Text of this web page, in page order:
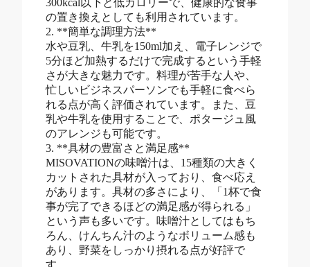
300kcal以下と低カロリーで、健康的な食事
の置き換えとしても利用されています。
2. **簡単な調理方法**
水や豆乳、牛乳を150ml加え、電子レンジで
5分ほど加熱するだけで完成するという手軽
さが大きな魅力です。料理が苦手な人や、
忙しいビジネスパーソンでも手軽に食べら
れる点が高く評価されています。また、豆
乳や牛乳を使用することで、ポタージュ風
のアレンジも可能です。
3. **具材の豊富さと満足感**
MISOVATIONの味噌汁は、15種類の大きく
カットされた具材が入っており、食べ応え
があります。具材の多さにより、「1杯で食
事が完了できるほどの満足感が得られる」
という声も多いです。味噌汁としてはもち
ろん、けんちん汁のようなボリューム感も
あり、野菜をしっかり摂れる点が好評で
す。